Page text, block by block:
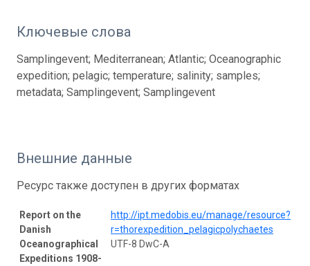
Ключевые слова
Samplingevent; Mediterranean; Atlantic; Oceanographic
expedition; pelagic; temperature; salinity; samples;
metadata; Samplingevent; Samplingevent
Внешние данные
Ресурс также доступен в других форматах
Report on the
Danish
Oceanographical
Expeditions 1908-
http://ipt.medobis.eu/manage/resource?
r=thorexpedition_pelagicpolychaetes
UTF-8 DwC-A